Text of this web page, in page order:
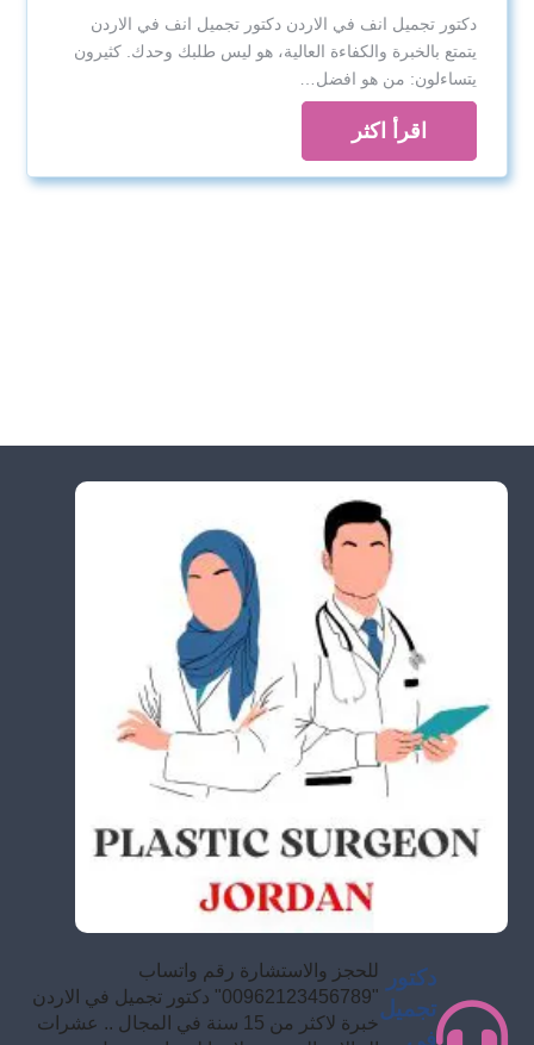
دكتور تجميل انف في الاردن دكتور تجميل انف في الاردن
يتمتع بالخبرة والكفاءة العالية، هو ليس طلبك وحدك. كثيرون
يتساءلون: من هو افضل…
اقرأ اكثر
دكتور
تجميل
في
للحجز والاستشارة رقم واتساب
"00962123456789" دكتور تجميل في الاردن
خبرة لاكثر من 15 سنة في المجال .. عشرات